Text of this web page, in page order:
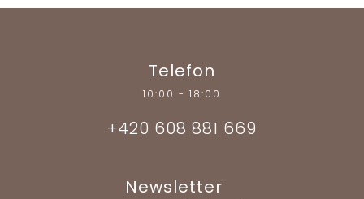
Telefon
10:00 - 18:00
+420 608 881 669
Newsletter